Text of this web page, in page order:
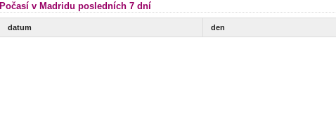
Počasí v Madridu posledních 7 dní
datum den